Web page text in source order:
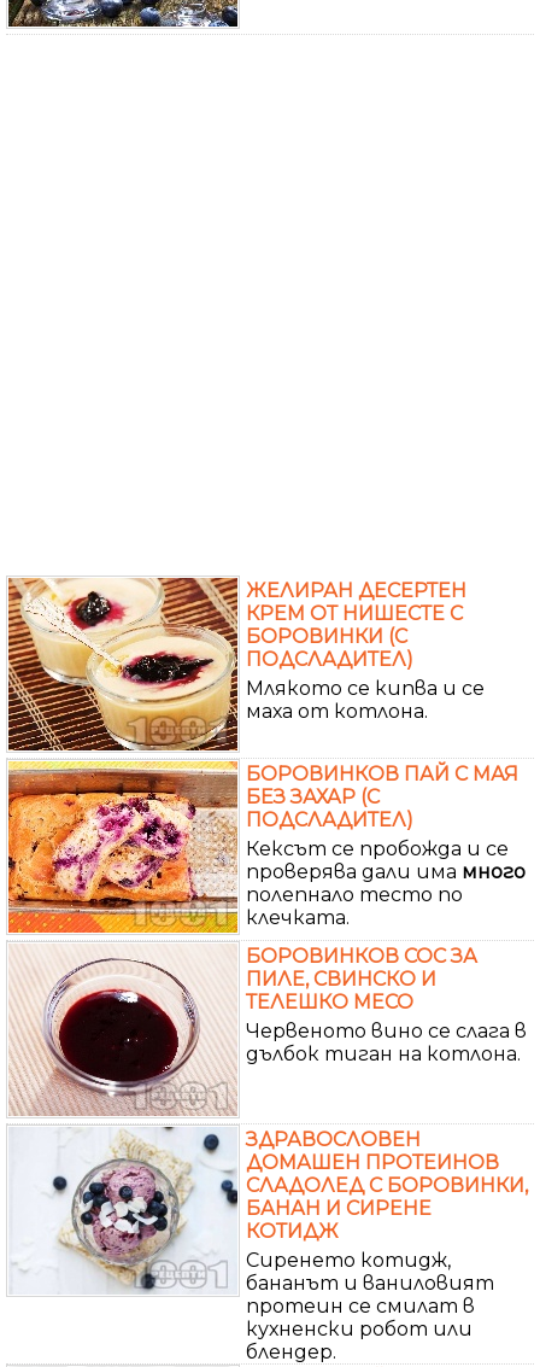
ЖЕЛИРАН ДЕСЕРТЕН
КРЕМ ОТ НИШЕСТЕ С
БОРОВИНКИ (С
ПОДСЛАДИТЕЛ)
Млякото се кипва и се
маха от котлона.
БОРОВИНКОВ ПАЙ С МАЯ
БЕЗ ЗАХАР (С
ПОДСЛАДИТЕЛ)
Кексът се пробожда и се
проверява дали има много
полепнало тесто по
клечката.
БОРОВИНКОВ СОС ЗА
ПИЛЕ, СВИНСКО И
ТЕЛЕШКО МЕСО
Червеното вино се слага в
дълбок тиган на котлона.
ЗДРАВОСЛОВЕН
ДОМАШЕН ПРОТЕИНОВ
СЛАДОЛЕД С БОРОВИНКИ,
БАНАН И СИРЕНЕ
КОТИДЖ
Сиренето котидж,
бананът и ваниловият
протеин се смилат в
кухненски робот или
блендер.